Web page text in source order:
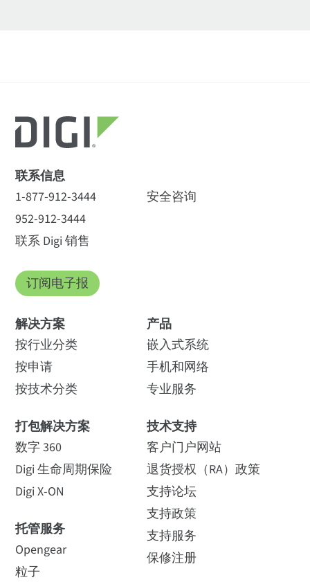
联系信息
1-877-912-3444
952-912-3444
联系 Digi 销售
安全咨询
订阅电子报
解决方案
按行业分类
按申请
按技术分类
打包解决方案
数字 360
Digi 生命周期保险
Digi X-ON
托管服务
Opengear
粒子
产品
嵌入式系统
手机和网络
专业服务
技术支持
客户门户网站
退货授权（RA）政策
支持论坛
支持政策
支持服务
保修注册